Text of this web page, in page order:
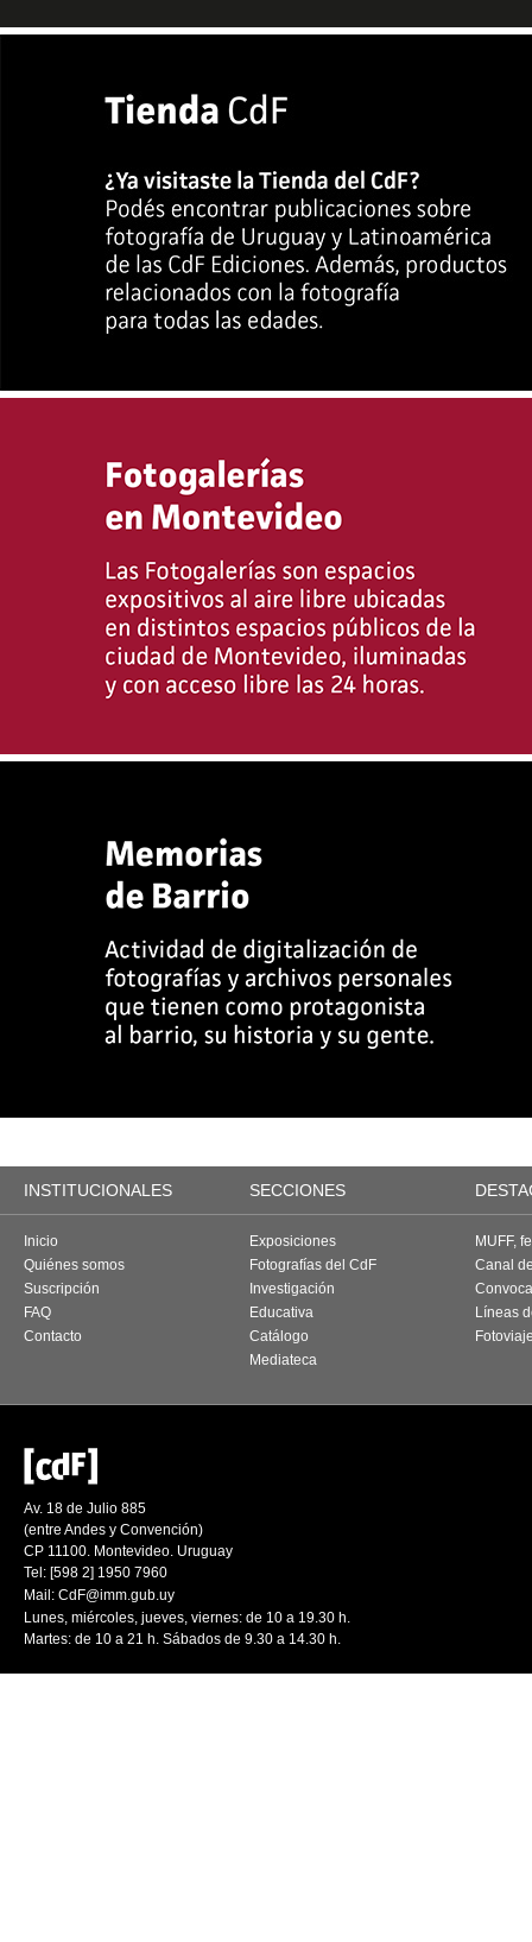
INSTITUCIONALES SECCIONES
Inicio
Quiénes somos
Suscripción
FAQ
Contacto
Exposiciones
Fotografías del CdF
Investigación
Educativa
Catálogo
Mediateca
MUFF,
Canal
Líneas
Av. 18 de Julio 885
(entre Andes y Convención)
CP 11100. Montevideo. Uruguay
Tel: [598 2] 1950 7960
Mail: CdF@imm.gub.uy
Lunes, miércoles, jueves, viernes: de 10 a 19.30 h.
Martes: de 10 a 21 h. Sábados de 9.30 a 14.30 h.